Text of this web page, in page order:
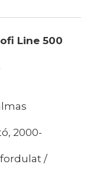
Line 500
2000-
fordulat /